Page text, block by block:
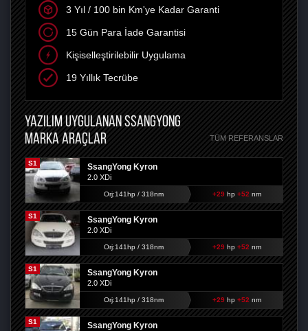
3 Yıl / 100 bin Km'ye Kadar Garanti
15 Gün Para İade Garantisi
Kişiselleştirilebilir Uygulama
19 Yıllık Tecrübe
YAZILIM UYGULANAN SSANGYONG
MARKA ARAÇLAR
TÜM REFERANSLAR
S1 SsangYong Kyron
2.0 XDi
Orj:141hp / 318nm +29hp +52 nm
S1 SsangYong Kyron
2.0 XDi
Orj:141hp / 318nm +29hp +52 nm
S1 SsangYong Kyron
2.0 XDi
Orj:141hp / 318nm +29hp +52 nm
S1 SsangYong Kyron